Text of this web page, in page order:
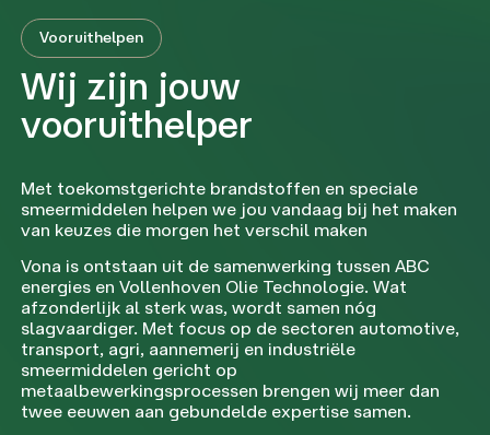
Vooruithelpen
Wij zijn jouw
vooruithelper
Met toekomstgerichte brandstoffen en speciale
smeermiddelen helpen we jou vandaag bij het maken
van keuzes die morgen het verschil maken
Vona is ontstaan uit de samenwerking tussen ABC
energies en Vollenhoven Olie Technologie. Wat
afzonderlijk al sterk was, wordt samen nóg
slagvaardiger. Met focus op de sectoren automotive,
transport, agri, aannemerij en industriële
smeermiddelen gericht op
metaalbewerkingsprocessen brengen wij meer dan
twee eeuwen aan gebundelde expertise samen.